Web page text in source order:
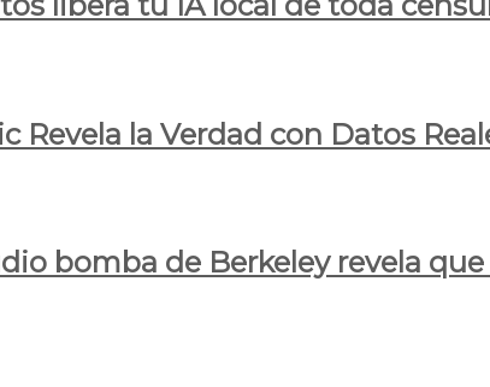
Revela la Verdad con Datos
bomba de Berkeley revela